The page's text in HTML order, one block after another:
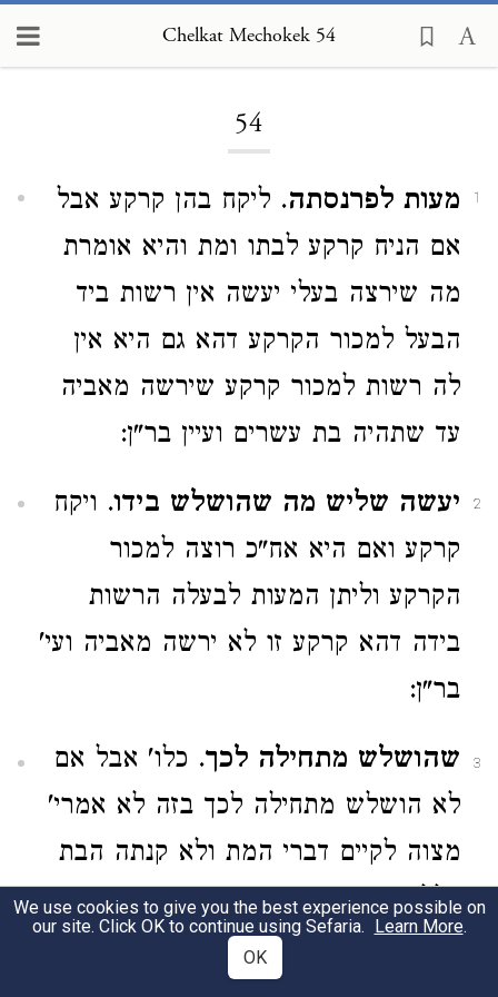
Chelkat Mechokek 54
54
1 מעות לפרנסתה. ליקח בהן קרקע אבל
אם הניח קרקע לבתו ומת והיא אומרת
מה שירצה בעלי יעשה אין רשות ביד
הבעל למכור הקרקע דהא גם היא אין
לה רשות למכור קרקע שירשה מאביה
עד שתהיה בת עשרים ועיין בר"ן:
2 יעשה שליש מה שהושלש בידו. ויקח
קרקע ואם היא אח"כ רוצה למכור
הקרקע וליתן המעות לבעלה הרשות
בידה דהא קרקע זו לא ירשה מאביה ועי'
בר"ן:
3 שהושלש מתחילה לכך. כלו' אבל אם
לא הושלש מתחילה לכך בזה לא אמרי'
מצוה לקיים דברי המת ולא קנתה הבת
כלל כמבואר בח"ה סי' רנ"ב:
55
We use cookies to give you the best experience possible on
our site. Click OK to continue using Sefaria. Learn More.
OK